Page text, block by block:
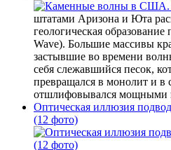
штатами Аризона и Юта
геологическая
Wave). Большие массивы
застывшие во времени
себя слежавшийся песок,
превращался в монолит и в
отшлифовывался мощными
Оптическая иллюзия
(12 фото)